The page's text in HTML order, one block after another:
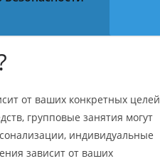
от ваших конкретных целей
групповые занятия могут
индивидуальные
зависит от ваших